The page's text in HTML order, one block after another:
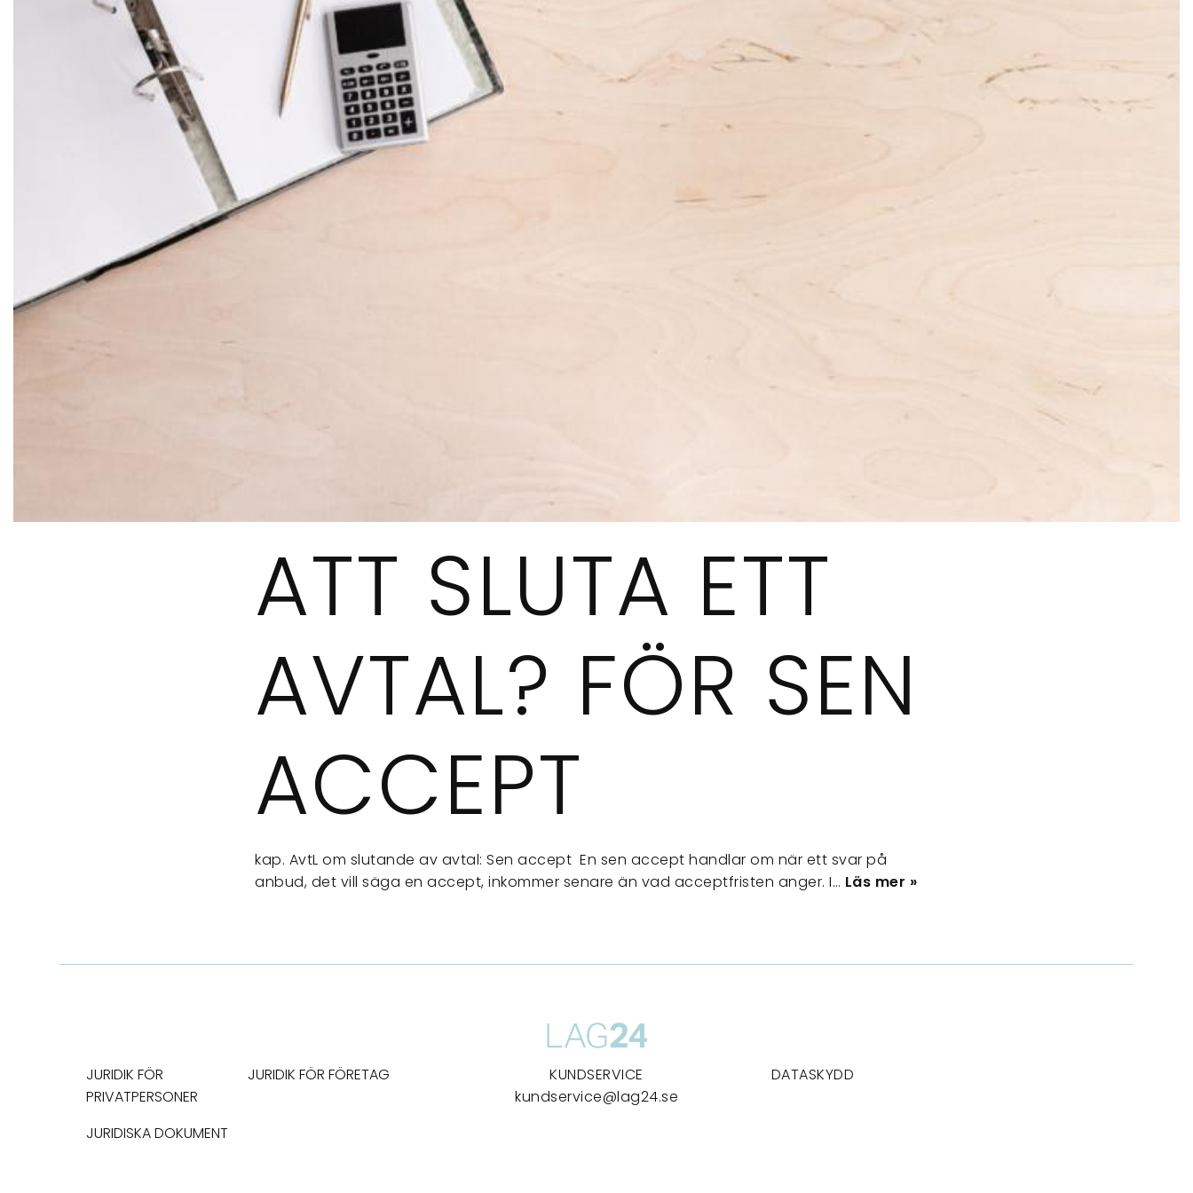
ATT SLUTA ETT
AVTAL? FÖR SEN
ACCEPT
kap. AvtL om slutande av avtal: Sen accept En sen accept handlar om när ett svar på
anbud, det vill säga en accept, inkommer senare än vad acceptfristen anger. I… Läs mer »
JURIDIK FÖR
PRIVATPERSONER
JURIDIK FÖR FÖRETAG
JURIDISKA DOKUMENT
KUNDSERVICE
kundservice@lag24.se
DATASKYDD